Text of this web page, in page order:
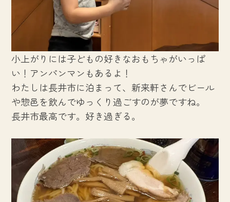
小上がりには子どもの好きなおもちゃがいっぱ
い！アンパンマンもあるよ！
わたしは長井市に泊まって、新来軒さんでビール
や惣邑を飲んでゆっくり過ごすのが夢ですね。
長井市最高です。好き過ぎる。